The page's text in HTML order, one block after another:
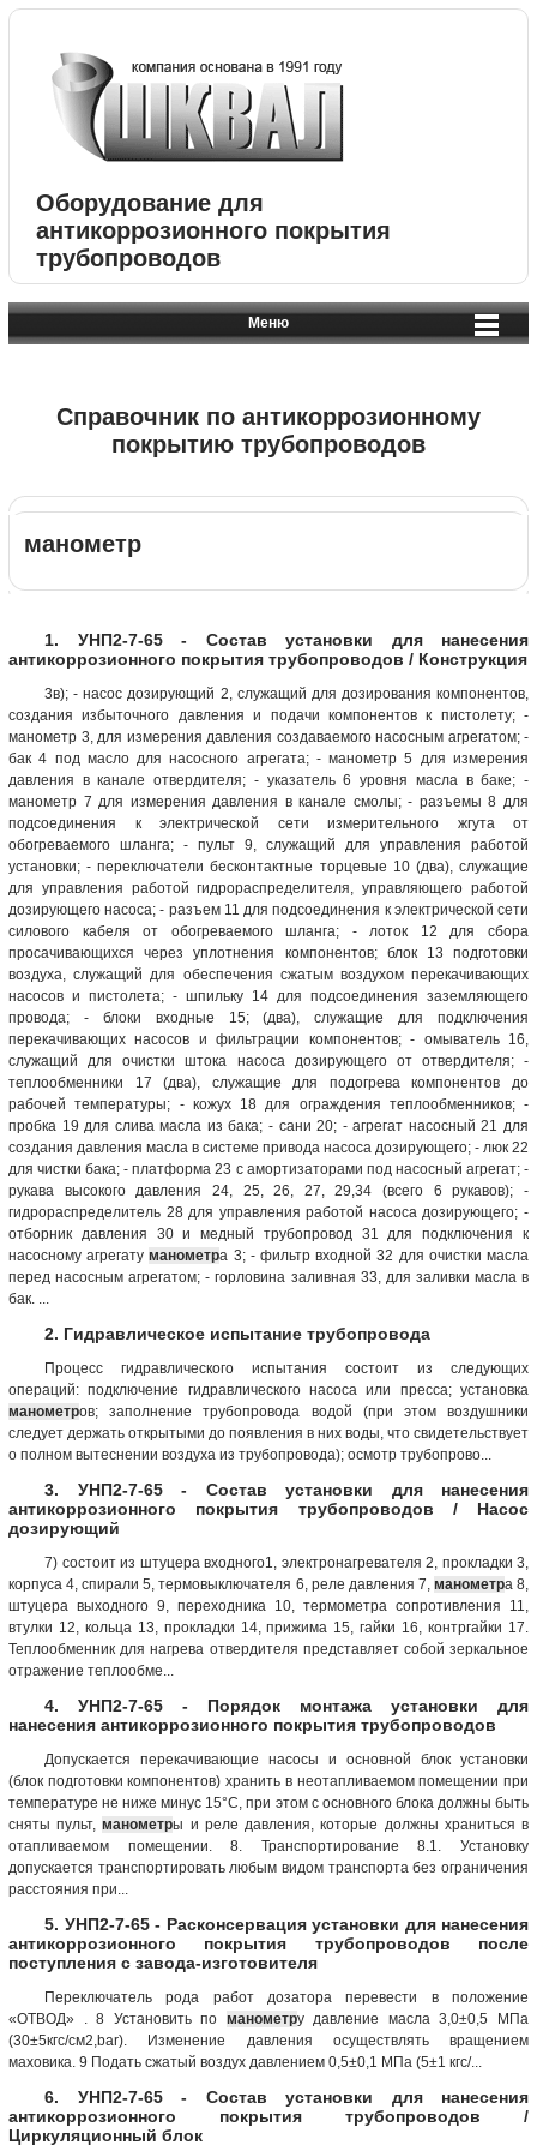
Оборудование для
антикоррозионного покрытия
трубопроводов
Меню
Справочник по антикоррозионному
покрытию трубопроводов
манометр
1. УНП2-7-65 - Состав установки для нанесения
антикоррозионного покрытия трубопроводов / Конструкция
3в); - насос дозирующий 2, служащий для дозирования компонентов,
создания избыточного давления и подачи компонентов к пистолету; -
манометр 3, для измерения давления создаваемого насосным агрегатом; -
бак 4 под масло для насосного агрегата; - манометр 5 для измерения
давления в канале отвердителя; - указатель 6 уровня масла в баке; -
манометр 7 для измерения давления в канале смолы; - разъемы 8 для
подсоединения к электрической сети измерительного жгута от
обогреваемого шланга; - пульт 9, служащий для управления работой
установки; - переключатели бесконтактные торцевые 10 (два), служащие
для управления работой гидрораспределителя, управляющего работой
дозирующего насоса; - разъем 11 для подсоединения к электрической сети
силового кабеля от обогреваемого шланга; - лоток 12 для сбора
просачивающихся через уплотнения компонентов; блок 13 подготовки
воздуха, служащий для обеспечения сжатым воздухом перекачивающих
насосов и пистолета; - шпильку 14 для подсоединения заземляющего
провода; - блоки входные 15; (два), служащие для подключения
перекачивающих насосов и фильтрации компонентов; - омыватель 16,
служащий для очистки штока насоса дозирующего от отвердителя; -
теплообменники 17 (два), служащие для подогрева компонентов до
рабочей температуры; - кожух 18 для ограждения теплообменников; -
пробка 19 для слива масла из бака; - сани 20; - агрегат насосный 21 для
создания давления масла в системе привода насоса дозирующего; - люк 22
для чистки бака; - платформа 23 с амортизаторами под насосный агрегат; -
рукава высокого давления 24, 25, 26, 27, 29,34 (всего 6 рукавов); -
гидрораспределитель 28 для управления работой насоса дозирующего; -
отборник давления 30 и медный трубопровод 31 для подключения к
насосному агрегатуманометра 3; - фильтр входной 32 для очистки масла
перед насосным агрегатом; - горловина заливная 33, для заливки масла в
бак. ...
2. Гидравлическое испытание трубопровода
Процесс гидравлического испытания состоит из следующих
операций: подключение гидравлического насоса или пресса; установка
манометров; заполнение трубопровода водой (при этом воздушники
следует держать открытыми до появления в них воды, что свидетельствует
о полном вытеснении воздуха из трубопровода); осмотр трубопрово...
3. УНП2-7-65 - Состав установки для нанесения
антикоррозионного покрытия трубопроводов / Насос
дозирующий
7) состоит из штуцера входного1, электронагревателя 2, прокладки 3,
корпуса 4, спирали 5, термовыключателя 6, реле давления 7, манометра 8,
штуцера выходного 9, переходника 10, термометра сопротивления 11,
втулки 12, кольца 13, прокладки 14, прижима 15, гайки 16, контргайки 17.
Теплообменник для нагрева отвердителя представляет собой зеркальное
отражение теплообме...
4. УНП2-7-65 - Порядок монтажа установки для
нанесения антикоррозионного покрытия трубопроводов
Допускается перекачивающие насосы и основной блок установки
(блок подготовки компонентов) хранить в неотапливаемом помещении при
температуре не ниже минус 15°С, при этом с основного блока должны быть
сняты пульт,манометры и реле давления, которые должны храниться в
отапливаемом помещении. 8. Транспортирование 8.1. Установку
допускается транспортировать любым видом транспорта без ограничения
расстояния при...
5. УНП2-7-65 - Расконсервация установки для нанесения
антикоррозионного покрытия трубопроводов после
поступления с завода-изготовителя
Переключатель рода работ дозатора перевести в положение
«ОТВОД» . 8 Установить по манометру давление масла 3,0±0,5 МПа
(30±5кгс/см2,bar). Изменение давления осуществлять вращением
маховика. 9 Подать сжатый воздух давлением 0,5±0,1 МПа (5±1 кгс/...
6. УНП2-7-65 - Состав установки для нанесения
антикоррозионного покрытия трубопроводов /
Циркуляционный блок